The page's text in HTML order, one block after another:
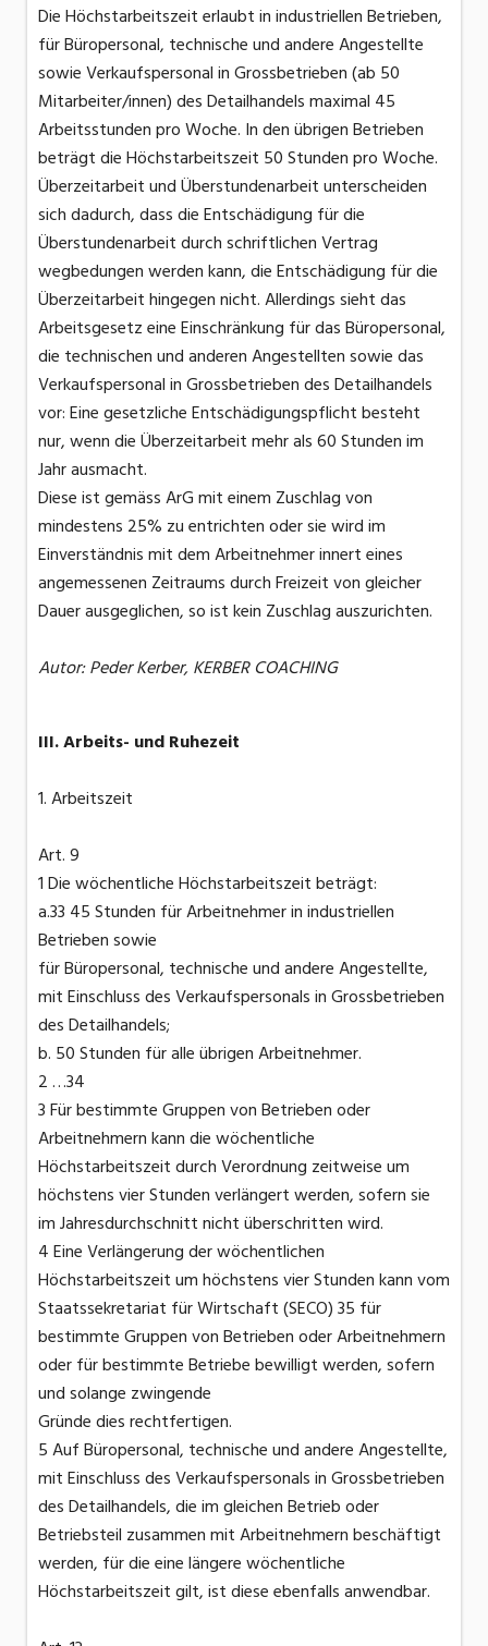
Die Höchstarbeitszeit erlaubt in industriellen Betrieben,
für Büropersonal, technische und andere Angestellte
sowie Verkaufspersonal in Grossbetrieben (ab 50
Mitarbeiter/innen) des Detailhandels maximal 45
Arbeitsstunden pro Woche. In den übrigen Betrieben
beträgt die Höchstarbeitszeit 50 Stunden pro Woche.
Überzeitarbeit und Überstundenarbeit unterscheiden
sich dadurch, dass die Entschädigung für die
Überstundenarbeit durch schriftlichen Vertrag
wegbedungen werden kann, die Entschädigung für die
Überzeitarbeit hingegen nicht. Allerdings sieht das
Arbeitsgesetz eine Einschränkung für das Büropersonal,
die technischen und anderen Angestellten sowie das
Verkaufspersonal in Grossbetrieben des Detailhandels
vor: Eine gesetzliche Entschädigungspflicht besteht
nur, wenn die Überzeitarbeit mehr als 60 Stunden im
Jahr ausmacht.
Diese ist gemäss ArG mit einem Zuschlag von
mindestens 25% zu entrichten oder sie wird im
Einverständnis mit dem Arbeitnehmer innert eines
angemessenen Zeitraums durch Freizeit von gleicher
Dauer ausgeglichen, so ist kein Zuschlag auszurichten.
Autor: Peder Kerber, KERBER COACHING
III. Arbeits- und Ruhezeit
1. Arbeitszeit
Art. 9
1 Die wöchentliche Höchstarbeitszeit beträgt:
a.33 45 Stunden für Arbeitnehmer in industriellen
Betrieben sowie
für Büropersonal, technische und andere Angestellte,
mit Einschluss des Verkaufspersonals in Grossbetrieben
des Detailhandels;
b. 50 Stunden für alle übrigen Arbeitnehmer.
2 …34
3 Für bestimmte Gruppen von Betrieben oder
Arbeitnehmern kann die wöchentliche
Höchstarbeitszeit durch Verordnung zeitweise um
höchstens vier Stunden verlängert werden, sofern sie
im Jahresdurchschnitt nicht überschritten wird.
4 Eine Verlängerung der wöchentlichen
Höchstarbeitszeit um höchstens vier Stunden kann vom
Staatssekretariat für Wirtschaft (SECO) 35 für
bestimmte Gruppen von Betrieben oder Arbeitnehmern
oder für bestimmte Betriebe bewilligt werden, sofern
und solange zwingende
Gründe dies rechtfertigen.
5 Auf Büropersonal, technische und andere Angestellte,
mit Einschluss des Verkaufspersonals in Grossbetrieben
des Detailhandels, die im gleichen Betrieb oder
Betriebsteil zusammen mit Arbeitnehmern beschäftigt
werden, für die eine längere wöchentliche
Höchstarbeitszeit gilt, ist diese ebenfalls anwendbar.